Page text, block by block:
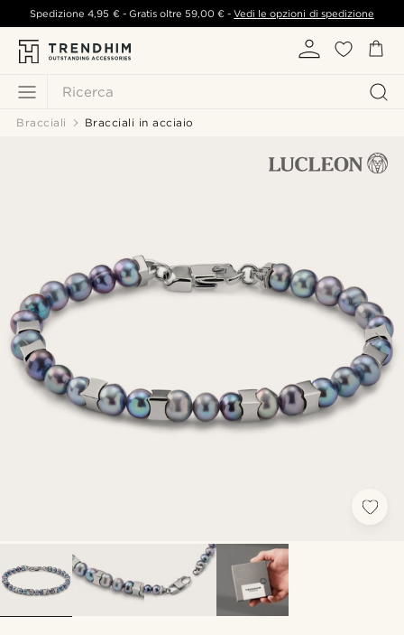
Ricerca
Spedizione4,95 €- Gratis oltre 59,00 € -Vedi le opzioni di spedizione
Bracciali Bracciali in acciaio